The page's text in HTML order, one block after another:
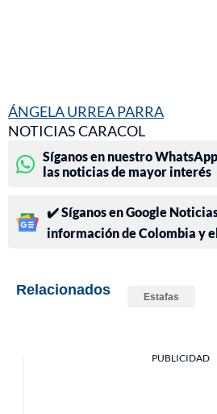
ÁNGELA URREA PARRA
NOTICIAS CARACOL
Síganos en nuestro
las noticias de mayor interés
✔️ Síganos en Google
información de Colombia y
Relacionados Estafas
PUBLICIDAD